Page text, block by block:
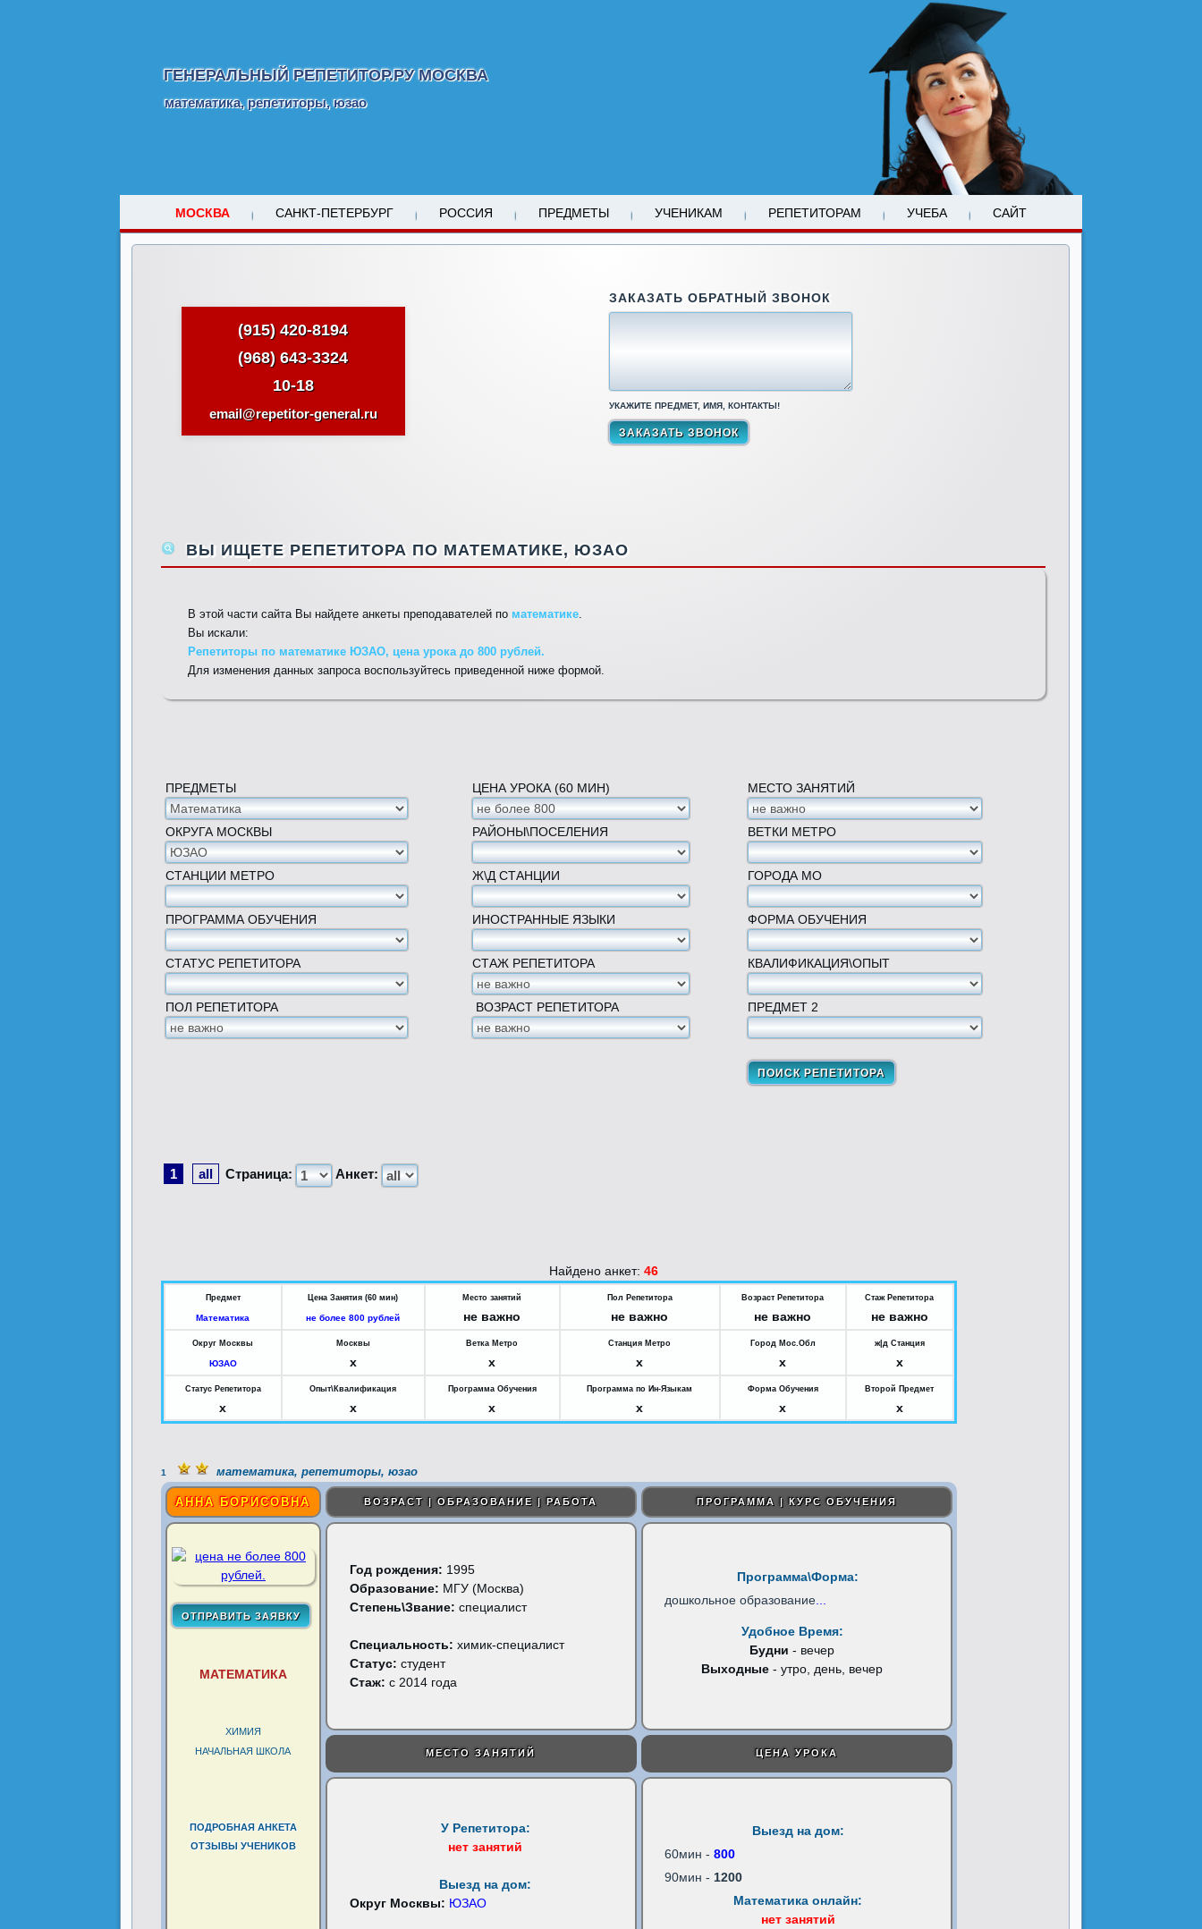
ГЕНЕРАЛЬНЫЙ РЕПЕТИТОР.РУ МОСКВА
математика, репетиторы, юзао
МОСКВА САНКТ-ПЕТЕРБУРГ РОССИЯ ПРЕДМЕТЫ УЧЕНИКАМ РЕПЕТИТОРАМ УЧЕБА САЙТ
(915) 420-8194
(968) 643-3324
10-18
email@repetitor-general.ru
ЗАКАЗАТЬ ОБРАТНЫЙ ЗВОНОК
УКАЖИТЕ ПРЕДМЕТ, ИМЯ, КОНТАКТЫ!
ВЫ ИЩЕТЕ РЕПЕТИТОРА ПО МАТЕМАТИКЕ, ЮЗАО
В этой части сайта Вы найдете анкеты преподавателей по математике.
Вы искали:
Репетиторы по математике ЮЗАО, цена урока до 800 рублей.
Для изменения данных запроса воспользуйтесь приведенной ниже формой.
ПРЕДМЕТЫ ЦЕНА УРОКА (60 МИН) МЕСТО ЗАНЯТИЙ
ОКРУГА МОСКВЫ РАЙОНЫ\ПОСЕЛЕНИЯ ВЕТКИ МЕТРО
СТАНЦИИ МЕТРО Ж\Д СТАНЦИИ ГОРОДА МО
ПРОГРАММА ОБУЧЕНИЯ ИНОСТРАННЫЕ ЯЗЫКИ ФОРМА ОБУЧЕНИЯ
СТАТУС РЕПЕТИТОРА СТАЖ РЕПЕТИТОРА КВАЛИФИКАЦИЯ\ОПЫТ
ПОЛ РЕПЕТИТОРА ВОЗРАСТ РЕПЕТИТОРА ПРЕДМЕТ 2
1 all Страница: Анкет:
Найдено анкет: 46
Предмет
Математика
Цена Занятия (60 мин)
не более 800 рублей
Место занятий
не важно
Пол Репетитора
не важно
Возраст Репетитора
не важно
Стаж Репетитора
не важно
Округ Москвы
ЮЗАО
Москвы
x
Ветка Метро
x
Станция Метро
x
Город Мос.Обл
x
ж|д Станция
x
Статус Репетитора
x
Опыт\Квалификация
x
Программа Обучения
x
Программа по Ин-Языкам
x
Форма Обучения
x
Второй Предмет
x
1 математика, репетиторы, юзао
АННА БОРИСОВНА ВОЗРАСТ | ОБРАЗОВАНИЕ | РАБОТА ПРОГРАММА | КУРС ОБУЧЕНИЯ
МАТЕМАТИКА
ХИМИЯ
НАЧАЛЬНАЯ ШКОЛА
ПОДРОБНАЯ АНКЕТА
ОТЗЫВЫ УЧЕНИКОВ
Год рождения: 1995
Образование: МГУ (Москва)
Степень\Звание: специалист
Специальность: химик-специалист
Статус: студент
Стаж: с 2014 года
Программа\Форма:
дошкольное образование...
Удобное Время:
Будни - вечер
Выходные - утро, день, вечер
МЕСТО ЗАНЯТИЙ ЦЕНА УРОКА
У Репетитора:
нет занятий
Выезд на дом:
Округ Москвы: ЮЗАО
Выезд на дом:
60мин - 800
90мин - 1200
Математика онлайн:
нет занятий